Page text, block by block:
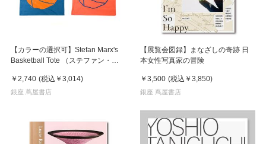
【カラーの選択可】Stefan Marx's
Basketball Tote （ステファン・マ
￥2,740 (税込 ￥3,014)
銀座 蔦屋書店
【展覧会図録】まなざしの奇跡 日
本女性写真家の冒険
￥3,500 (税込 ￥3,850)
銀座 蔦屋書店